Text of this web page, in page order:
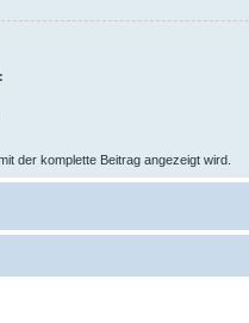
der komplette Beitrag angezeigt wird.